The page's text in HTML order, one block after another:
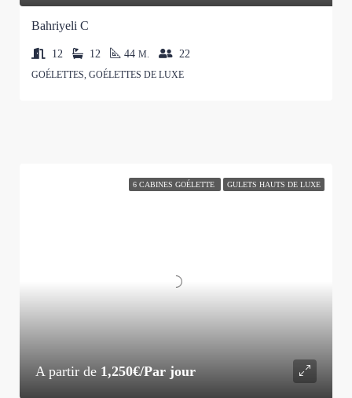
Bahriyeli C
12 12 44 M. 22
GOÉLETTES, GOÉLETTES DE LUXE
6 CABINES GOÉLETTE GULETS HAUTS DE LUXE
A partir de 1,250€/Par jour